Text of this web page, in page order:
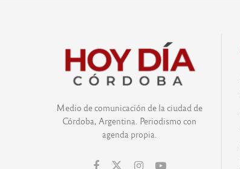
Medio de comunicación de la ciudad de
Córdoba, Argentina. Periodismo con
agenda propia.